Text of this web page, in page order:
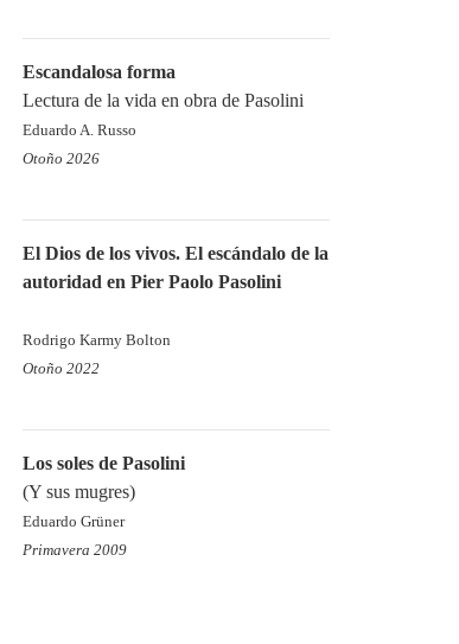
Escandalosa forma
Lectura de la vida en obra de Pasolini
Eduardo A. Russo
Otoño 2026
El Dios de los vivos. El escándalo de la
autoridad en Pier Paolo Pasolini
Rodrigo Karmy Bolton
Otoño 2022
Los soles de Pasolini
(Y sus mugres)
Eduardo Grüner
Primavera 2009